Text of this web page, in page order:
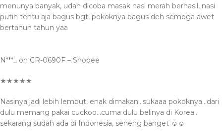
menunya banyak, udah dicoba masak nasi merah berhasil, nasi
putih tentu aja bagus bgt, pokoknya bagus deh semoga awet
bertahun tahun yaa
N***_ on CR-0690F – Shopee
★★★★★
Nasinya jadi lebih lembut, enak dimakan…sukaaa pokoknya…dari
dulu memang pakai cuckoo…cuma dulu belinya di Korea…
sekarang sudah ada di Indonesia, seneng banget ☺☺